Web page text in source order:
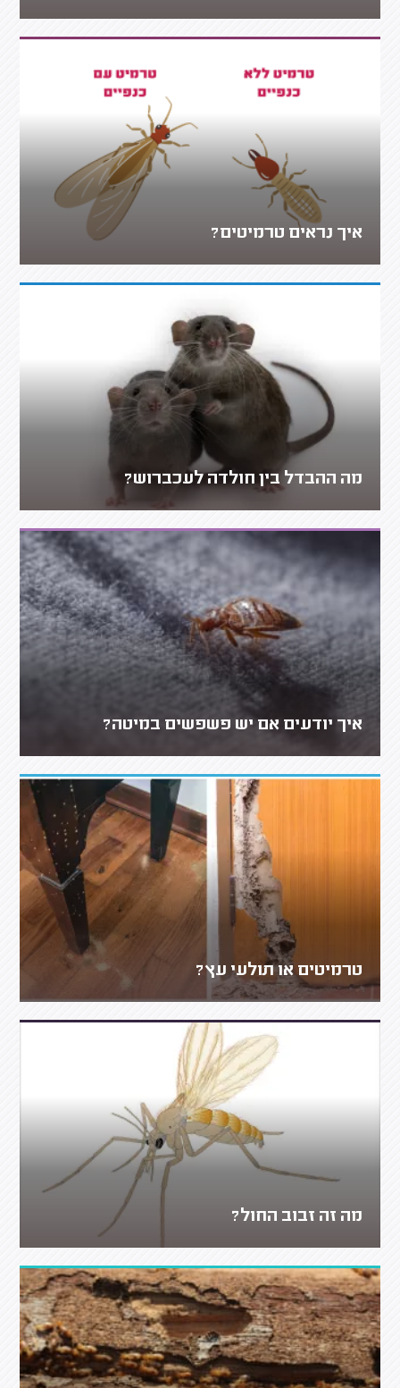
איך נראים טרמיטים?
מה ההבדל בין חולדה לעכברוש?
איך יודעים אם יש פשפשים במיטה?
טרמיטים או תולעי עץ?
מה זה זבוב החול?